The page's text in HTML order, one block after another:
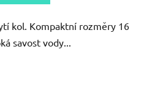
hvězdiček.
kol. Kompaktní rozměry 16
savost vody...